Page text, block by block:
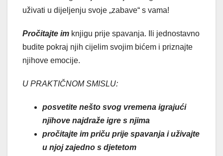
uživati u dijeljenju svoje „zabave“ s vama!
Pročitajte im knjigu prije spavanja. Ili jednostavno
budite pokraj njih cijelim svojim bićem i priznajte
njihove emocije.
U PRAKTIČNOM SMISLU:
posvetite nešto svog vremena igrajući
njihove najdraže igre s njima
pročitajte im priču prije spavanja i uživajte
u njoj zajedno s djetetom